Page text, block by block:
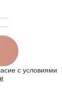
с условиями